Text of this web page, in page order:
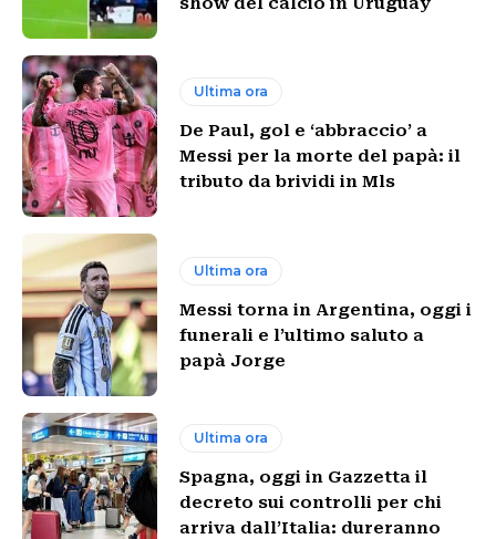
Ultima ora
De Paul, gol e ‘abbraccio’ a
Messi per la morte del papà: il
tributo da brividi in Mls
Ultima ora
Messi torna in Argentina, oggi i
funerali e l’ultimo saluto a
papà Jorge
Ultima ora
Spagna, oggi in Gazzetta il
decreto sui controlli per chi
arriva dall’Italia: dureranno